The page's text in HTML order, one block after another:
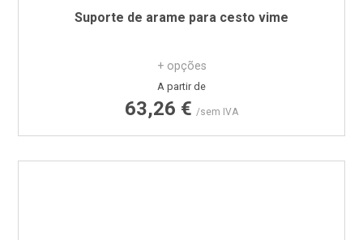
Suporte de arame para cesto vime
+ opções
Preço
A partir de
63,26 € /sem IVA